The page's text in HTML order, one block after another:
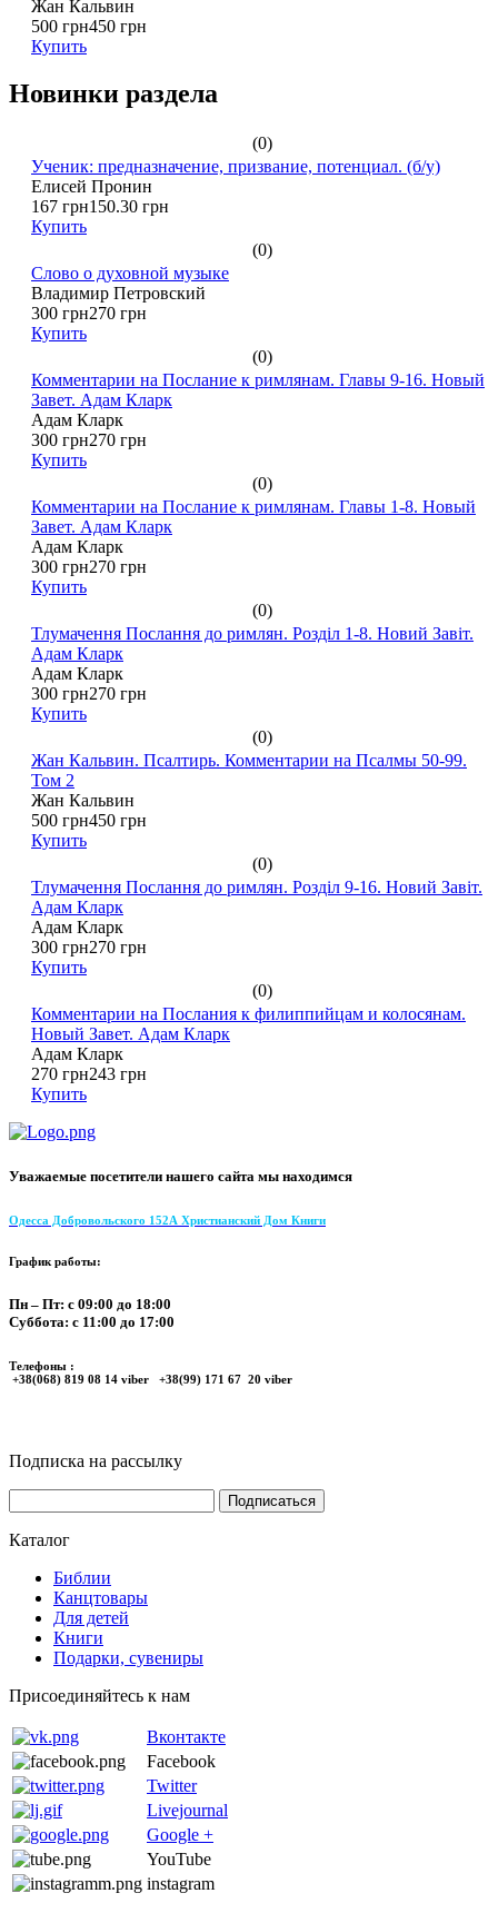
Жан Кальвин
500 грн450 грн
Купить
Новинки раздела
(0)
Ученик: предназначение, призвание, потенциал. (б/у)
Елисей Пронин
167 грн150.30 грн
Купить
(0)
Слово о духовной музыке
Владимир Петровский
300 грн270 грн
Купить
(0)
Комментарии на Послание к римлянам. Главы 9-16. Новый
Завет. Адам Кларк
Адам Кларк
300 грн270 грн
Купить
(0)
Комментарии на Послание к римлянам. Главы 1-8. Новый
Завет. Адам Кларк
Адам Кларк
300 грн270 грн
Купить
(0)
Тлумачення Послання до римлян. Розділ 1-8. Новий Завіт.
Адам Кларк
Адам Кларк
300 грн270 грн
Купить
(0)
Жан Кальвин. Псалтирь. Комментарии на Псалмы 50-99.
Том 2
Жан Кальвин
500 грн450 грн
Купить
(0)
Тлумачення Послання до римлян. Розділ 9-16. Новий Завіт.
Адам Кларк
Адам Кларк
300 грн270 грн
Купить
(0)
Комментарии на Послания к филиппийцам и колосянам.
Новый Завет. Адам Кларк
Адам Кларк
270 грн243 грн
Купить
Уважаемые посетители нашего сайта мы находимся
Одесса Добровольского 152А Христианский Дом Книги
График работы:
Пн – Пт: с 09:00 до 18:00
Суббота: с 11:00 до 17:00
Телефоны :
+38(068) 819 08 14 viber +38(99) 171 67 20 viber
Подписка на рассылку
Каталог
Библии
Канцтовары
Для детей
Книги
Подарки, сувениры
Присоединяйтесь к нам
Вконтакте
Facebook
Twitter
Livejournal
Google +
YouTube
instagram